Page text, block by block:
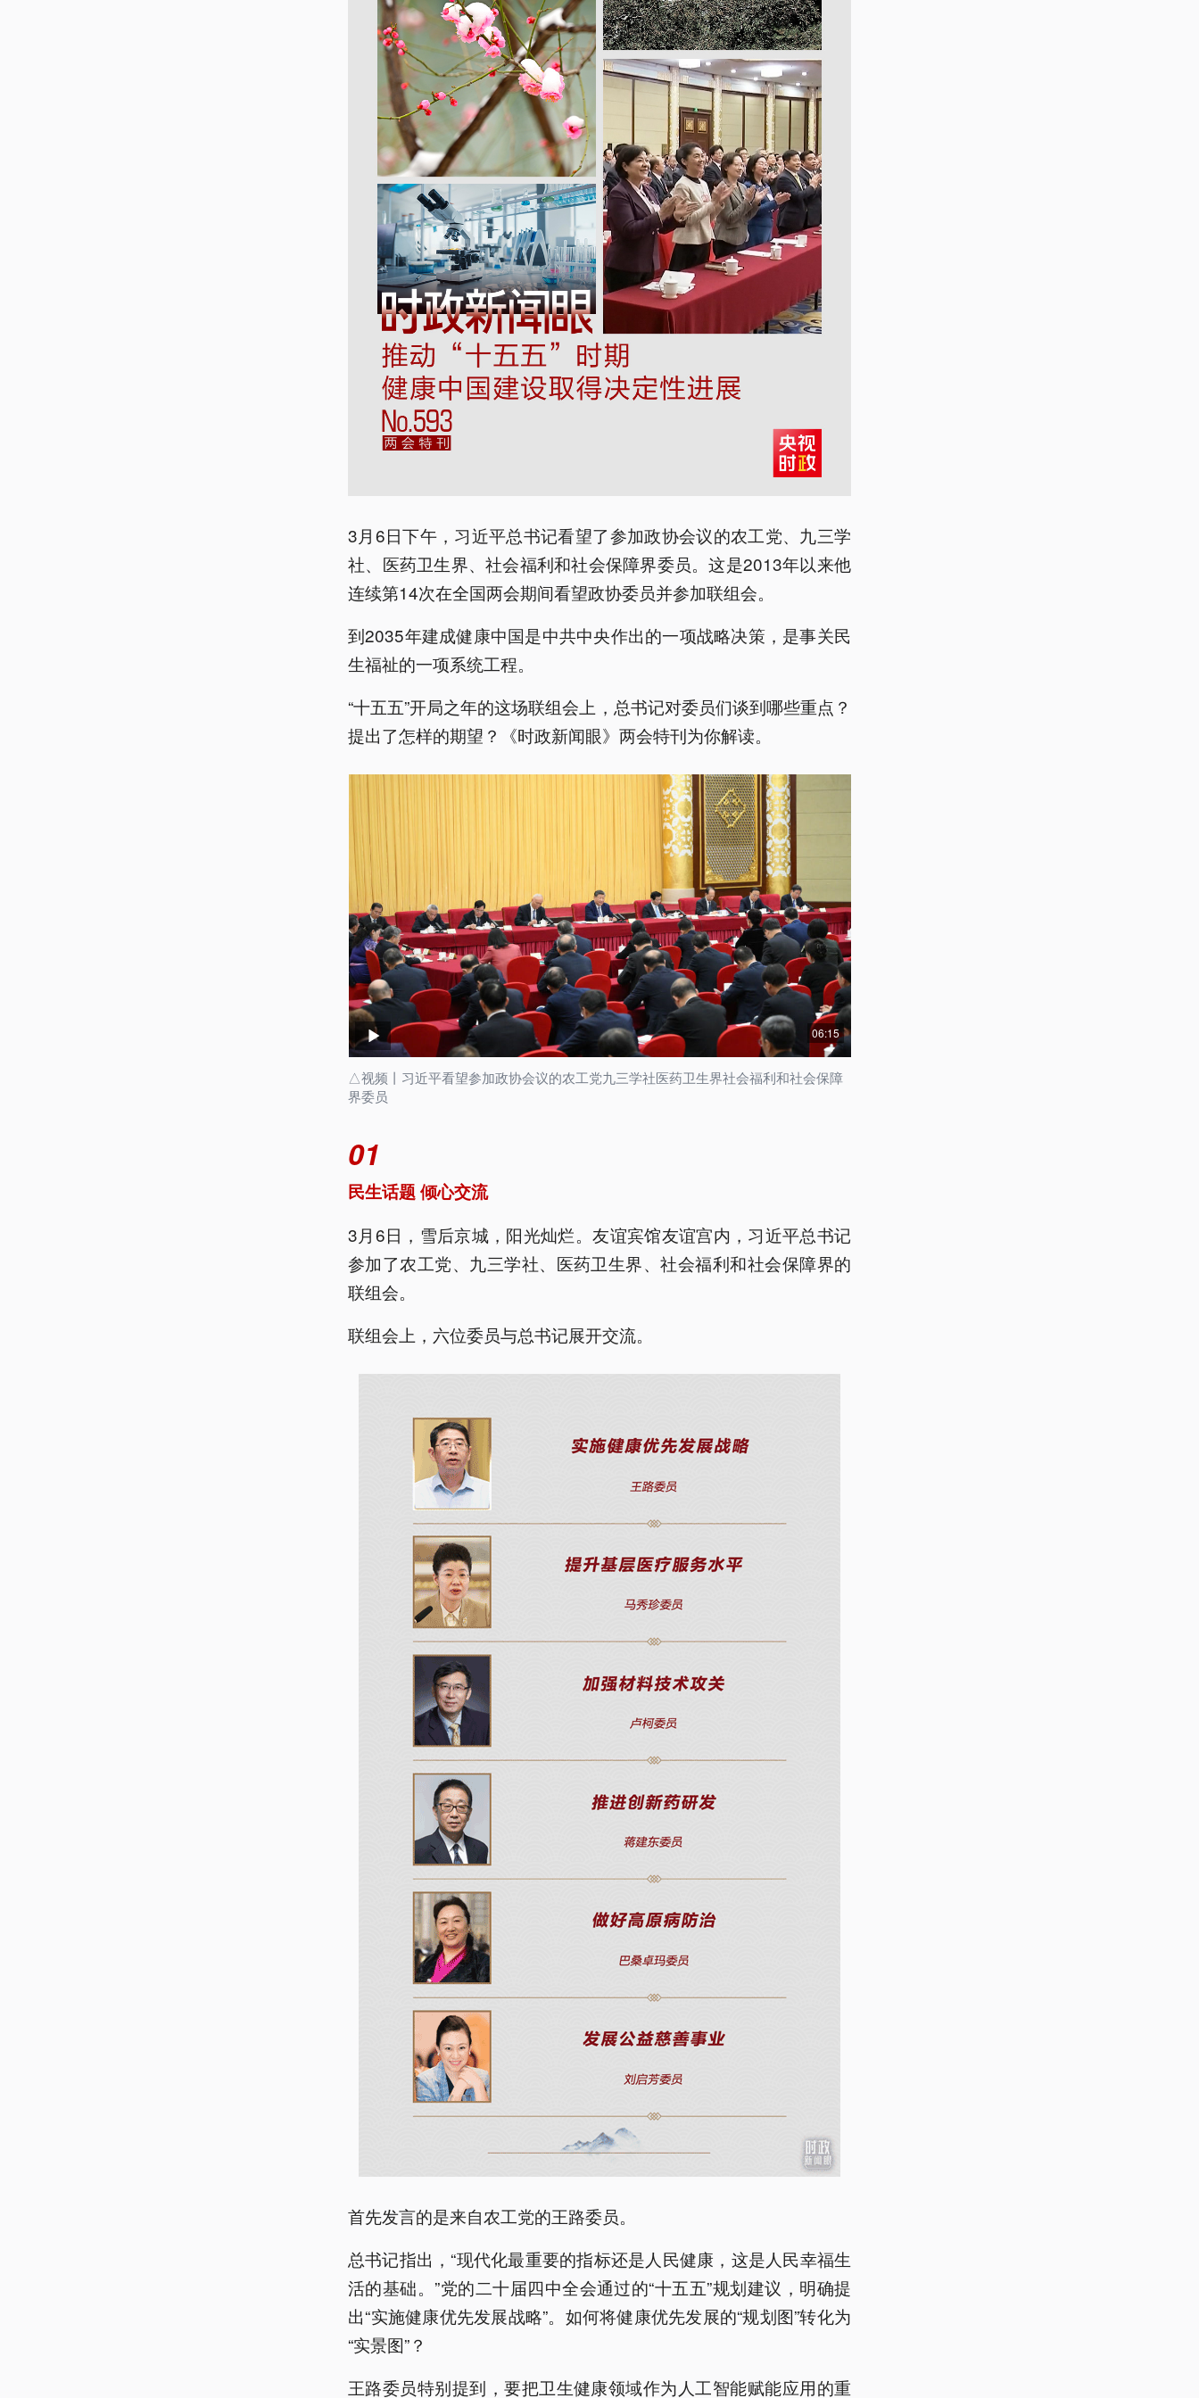
3月6日下午，习近平总书记看望了参加政协会议的农工党、九三学
社、医药卫生界、社会福利和社会保障界委员。这是2013年以来他
连续第14次在全国两会期间看望政协委员并参加联组会。
到2035年建成健康中国是中共中央作出的一项战略决策，是事关民
生福祉的一项系统工程。
“十五五”开局之年的这场联组会上，总书记对委员们谈到哪些重点？
提出了怎样的期望？《时政新闻眼》两会特刊为你解读。
06:15
△视频丨习近平看望参加政协会议的农工党九三学社医药卫生界社会福利和社会保障
界委员
01
民生话题 倾心交流
3月6日，雪后京城，阳光灿烂。友谊宾馆友谊宫内，习近平总书记
参加了农工党、九三学社、医药卫生界、社会福利和社会保障界的
联组会。
联组会上，六位委员与总书记展开交流。
首先发言的是来自农工党的王路委员。
总书记指出，“现代化最重要的指标还是人民健康，这是人民幸福生
活的基础。”党的二十届四中全会通过的“十五五”规划建议，明确提
出“实施健康优先发展战略”。如何将健康优先发展的“规划图”转化为
“实景图”？
王路委员特别提到，要把卫生健康领域作为人工智能赋能应用的重